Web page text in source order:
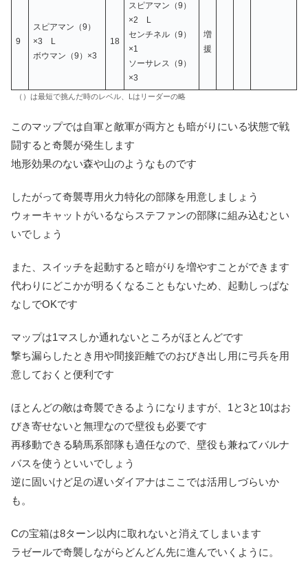
9
スピアマン（9）
×3 L
ボウマン（9）×3
18
スピアマン（9）
×2 L
センチネル（9）
×1
ソーサレス（9）
×3
増
援
（）は最短で挑んだ時のレベル、Lはリーダーの略
このマップでは自軍と敵軍が両方とも暗がりにいる状態で戦
闘すると奇襲が発生します
地形効果のない森や山のようなものです
したがって奇襲専用火力特化の部隊を用意しましょう
ウォーキャットがいるならステファンの部隊に組み込むとい
いでしょう
また、スイッチを起動すると暗がりを増やすことができます
代わりにどこかが明るくなることもないため、起動しっぱな
なしでOKです
マップは1マスしか通れないところがほとんどです
撃ち漏らしたとき用や間接距離でのおびき出し用に弓兵を用
意しておくと便利です
ほとんどの敵は奇襲できるようになりますが、1と3と10はお
びき寄せないと無理なので壁役も必要です
再移動できる騎馬系部隊も適任なので、壁役も兼ねてバルナ
バスを使うといいでしょう
逆に固いけど足の遅いダイアナはここでは活用しづらいか
も。
Cの宝箱は8ターン以内に取れないと消えてしまいます
ラゼールで奇襲しながらどんどん先に進んでいくように。